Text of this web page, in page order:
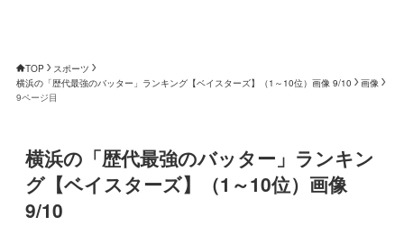
TOP
スポーツ
横浜の「歴代最強のバッター」ランキング【ベイスターズ】（1～10位）画像 9/10
画像
9ページ目
横浜の「歴代最強のバッター」ランキン
グ【ベイスターズ】（1～10位）画像
9/10